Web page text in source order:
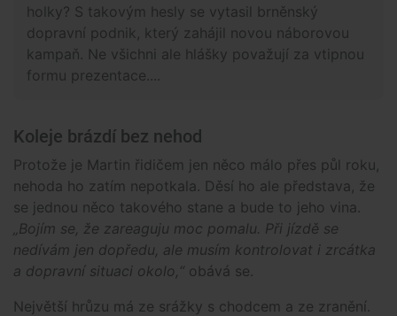
holky? S takovým hesly se vytasil brněnský
dopravní podnik, který zahájil novou náborovou
kampaň. Ne všichni ale hlášky považují za vtipnou
formu prezentace....
Koleje brázdí bez nehod
Protože je Martin řidičem jen něco málo přes půl roku,
nehoda ho zatím nepotkala. Děsí ho ale představa, že
se jednou něco takového stane a bude to jeho vina.
„Bojím se, že zareaguju moc pomalu. Při jízdě se
nedívám jen dopředu, ale musím kontrolovat i zrcátka
a dopravní situaci okolo,“ obává se.
Největší hrůzu má ze srážky s chodcem a ze zranění.